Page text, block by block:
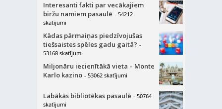
Interesanti fakti par vecākajiem
biržu namiem pasaulē - 54212
skatījumi
Kādas pārmaiņas piedzīvojušas
tiešsaistes spēles gadu gaitā? -
53168 skatījumi
Miljonāru iecienītākā vieta – Monte
Karlo kazino - 53062 skatījumi
Labākās bibliotēkas pasaulē - 50764
skatījumi